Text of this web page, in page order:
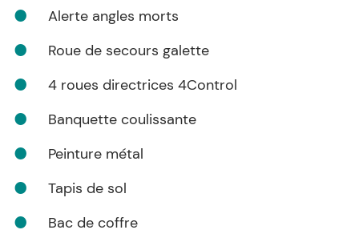
Alerte angles morts
Roue de secours galette
4 roues directrices 4Control
Banquette coulissante
Peinture métal
Tapis de sol
Bac de coffre